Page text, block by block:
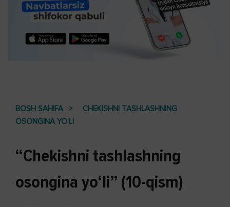
BOSH SAHIFA
CHEKISHNI TASHLASHNING
OSONGINA YO‘LI
“Chekishni tashlashning
osongina yo‘li” (10-qism)